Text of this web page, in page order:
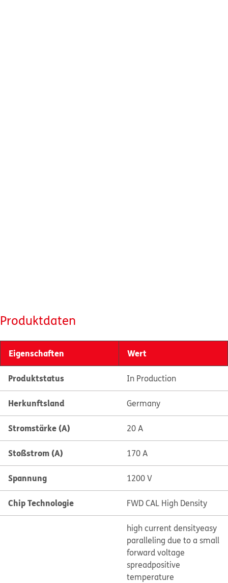
Produktdaten
Eigenschaften Wert
Produktstatus In Production
Herkunftsland Germany
Stromstärke (A) 20 A
Stoßstrom (A) 170 A
Spannung 1200 V
Chip Technologie FWD CAL High Density
high current densityeasy
paralleling due to a small
forward voltage
spreadpositive
temperature